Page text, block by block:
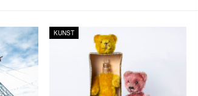
KUNST